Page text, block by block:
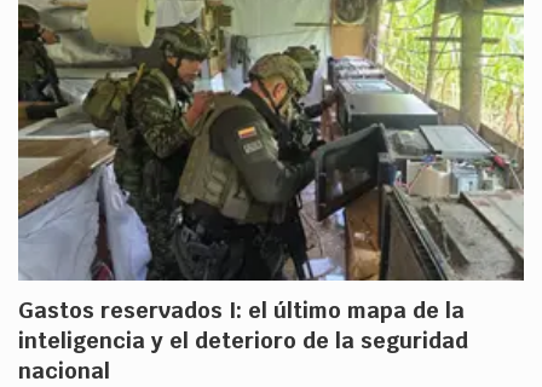
Gastos reservados I: el último mapa de la
inteligencia y el deterioro de la seguridad
nacional